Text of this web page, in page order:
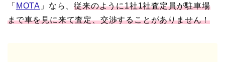
「 MOTA 」なら、従来のように1社1社査定員が駐車場
まで車を見に来て査定、交渉することがありません！